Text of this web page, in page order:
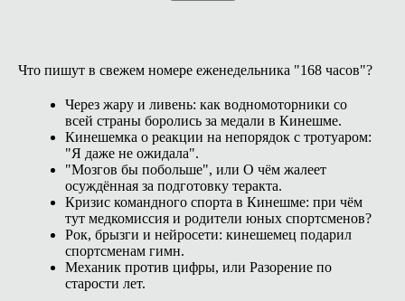
Что пишут в свежем номере еженедельника "168 часов"?
Через жару и ливень: как водномоторники со
всей страны боролись за медали в Кинешме.
Кинешемка о реакции на непорядок с тротуаром:
"Я даже не ожидала".
"Мозгов бы побольше", или О чём жалеет
осуждённая за подготовку теракта.
Кризис командного спорта в Кинешме: при чём
тут медкомиссия и родители юных спортсменов?
Рок, брызги и нейросети: кинешемец подарил
спортсменам гимн.
Механик против цифры, или Разорение по
старости лет.